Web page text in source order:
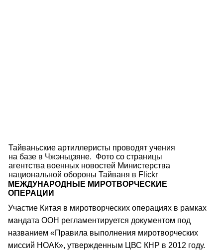
Тайваньские артиллеристы проводят учения
на базе в Чжэньцзяне. Фото со страницы
агентства военных новостей Министерства
национальной обороны Тайваня в Flickr
МЕЖДУНАРОДНЫЕ МИРОТВОРЧЕСКИЕ
ОПЕРАЦИИ
Участие Китая в миротворческих операциях в рамках
мандата ООН регламентируется документом под
названием «Правила выполнения миротворческих
миссий НОАК», утвержденным ЦВС КНР в 2012 году.